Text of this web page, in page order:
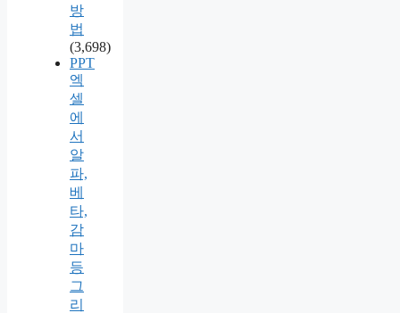
방
법
(3,698)
PPT
엑
셀
에
서
알
파,
베
타,
감
마
등
그
리